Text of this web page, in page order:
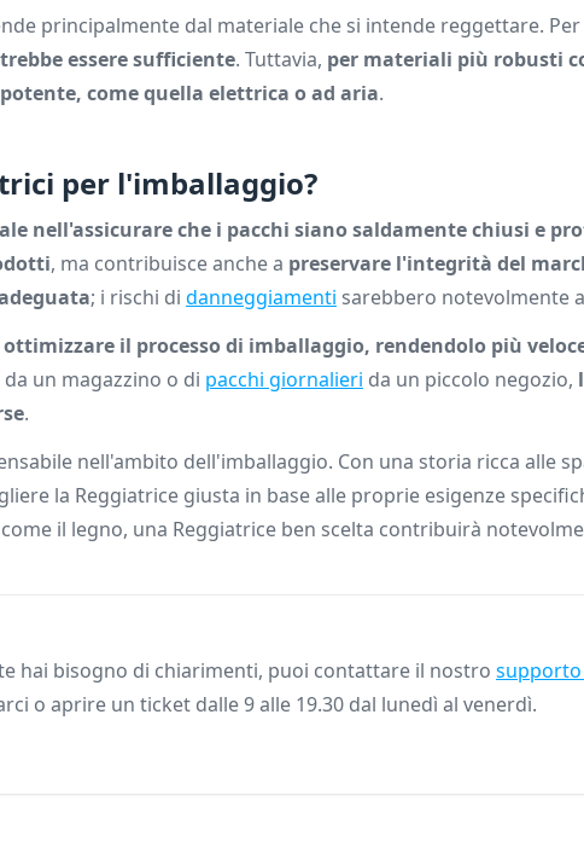
principalmente dal materiale che si intende reggettare. Per
essere sufficiente. Tuttavia, per materiali più robusti
come quella elettrica o ad aria.
per l'imballaggio?
nell'assicurare che i pacchi siano saldamente chiusi e
, ma contribuisce anche a preservare l'integrità del
; i rischi di danneggiamenti sarebbero notevolmente
il processo di imballaggio, rendendolo più
da un magazzino o di pacchi giornalieri da un piccolo negozio,
.
nell'ambito dell'imballaggio. Con una storia ricca alle
la Reggiatrice giusta in base alle proprie esigenze
il legno, una Reggiatrice ben scelta contribuirà
hai bisogno di chiarimenti, puoi contattare il nostro
o aprire un ticket dalle 9 alle 19.30 dal lunedì al venerdì.